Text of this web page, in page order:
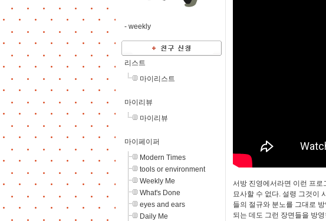
- weekly
리스트
마이리스트
마이리뷰
마이리뷰
마이페이퍼
Modern Times
tools or environment
Weekly Me
What's Done
eyes and ears
Daily Me
서방 진영에서라면 이런 프
묘사할 수 없다. 설령 그것이
들의 절규와 분노를 그대로
되는 데도 그런 장면들을 방